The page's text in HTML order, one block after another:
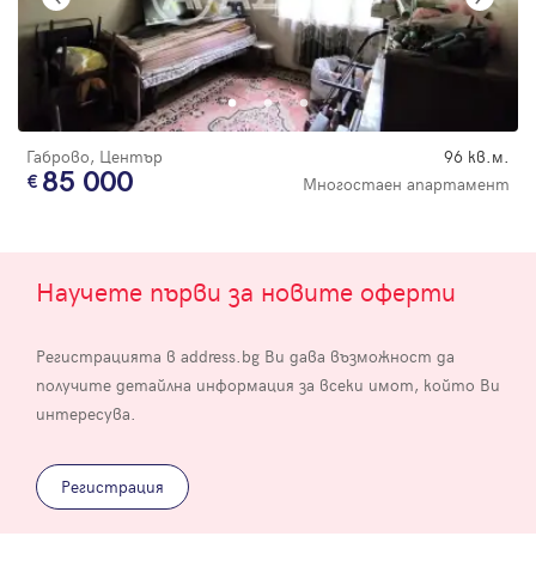
Габрово, Център 96 кв.м.
85 000 Многостаен апартамент
Научете първи за новите оферти
Регистрацията в address.bg Ви дава възможност да
получите детайлна информация за всеки имот, който Ви
интересува.
Регистрация